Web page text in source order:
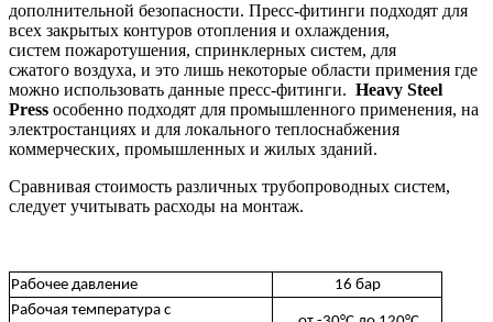
дополнительной безопасности. Пресс-фитинги подходят для
всех закрытых контуров отопления и охлаждения,
систем пожаротушения, спринклерных систем, для
сжатого воздуха, и это лишь некоторые области примения где
можно использовать данные пресс-фитинги. Heavy Steel
Press особенно подходят для промышленного применения, на
электростанциях и для локального теплоснабжения
коммерческих, промышленных и жилых зданий.
Сравнивая стоимость различных трубопроводных систем,
следует учитывать расходы на монтаж.
Рабочее давление
16 бар
Рабочая температура с